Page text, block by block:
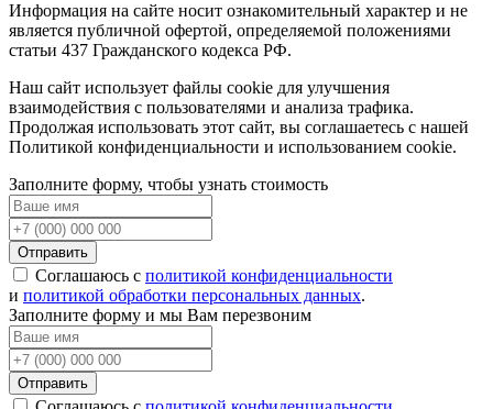
Информация на сайте носит ознакомительный характер и не
является публичной офертой, определяемой положениями
статьи 437 Гражданского кодекса РФ.
Наш сайт использует файлы cookie для улучшения
взаимодействия с пользователями и анализа трафика.
Продолжая использовать этот сайт, вы соглашаетесь с нашей
Политикой конфиденциальности и использованием cookie.
Заполните форму, чтобы узнать стоимость
Отправить
Соглашаюсь с политикой конфиденциальности
и политикой обработки персональных данных.
Заполните форму и мы Вам перезвоним
Отправить